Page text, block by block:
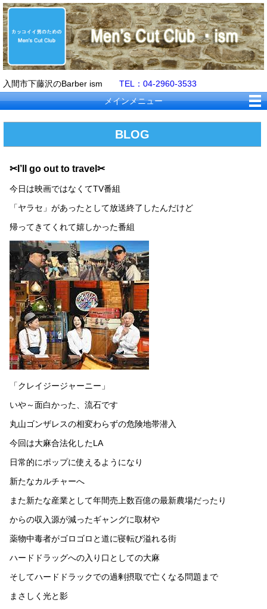
入間市下藤沢のBarber ism TEL：04-2960-3533
メインメニュー
BLOG
✂I’ll go out to travel✂
今日は映画ではなくてTV番組
「ヤラセ」があったとして放送終了したんだけど
帰ってきてくれて嬉しかった番組
「クレイジージャーニー」
いや～面白かった、流石です
丸山ゴンザレスの相変わらずの危険地帯潜入
今回は大麻合法化したLA
日常的にポップに使えるようになり
新たなカルチャーへ
また新たな産業として年間売上数百億の最新農場だったり
からの収入源が減ったギャングに取材や
薬物中毒者がゴロゴロと道に寝転び溢れる街
ハードドラッグへの入り口としての大麻
そしてハードドラックでの過剰摂取で亡くなる問題まで
まさしく光と影